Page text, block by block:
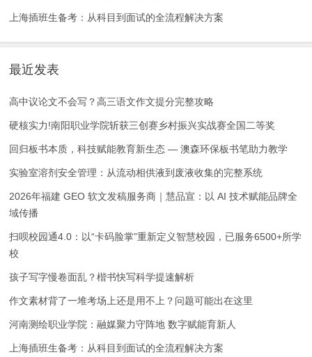
上海插班生备考：从科目到面试的全流程解决方案
最近发表
高中议论文不会写？高三语文作文提分完整攻略
硬核实力!南阳职业学院斩获三创赛乡村振兴实战赛全国二等奖
回归板书本质，科技赋能教育新生态 — 澳森环保板书笔助力教学
实验室溶剂安全管理：从流动相供液到废液收集的完整系统
2026年福建 GEO 软文发稿服务商｜慧品宣：以 AI 技术赋能品牌全
域传播
扫呗校园通4.0：以“卡码脸掌”重新定义智慧校园，已服务6500+所学
校
孩子写字慢卷面乱？楷书快写科学提速解析
作文素材背了一堆考场上还是用不上？问题可能出在这里
河南测绘职业学院：融媒聚力守阵地 数字赋能育新人
上海插班生备考：从科目到面试的全流程解决方案